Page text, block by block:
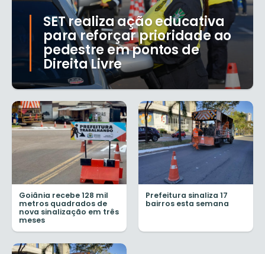
SET realiza ação educativa
para reforçar prioridade ao
pedestre em pontos de
Direita Livre
Goiânia recebe 128 mil
metros quadrados de
nova sinalização em três
meses
Prefeitura sinaliza 17
bairros esta semana